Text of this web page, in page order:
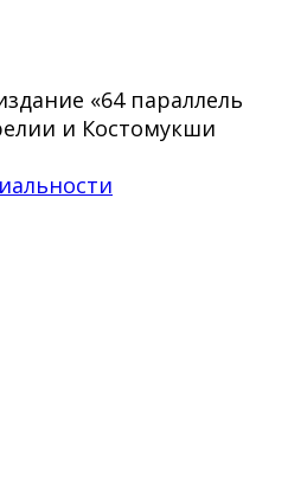
«64 параллель
и Костомукши